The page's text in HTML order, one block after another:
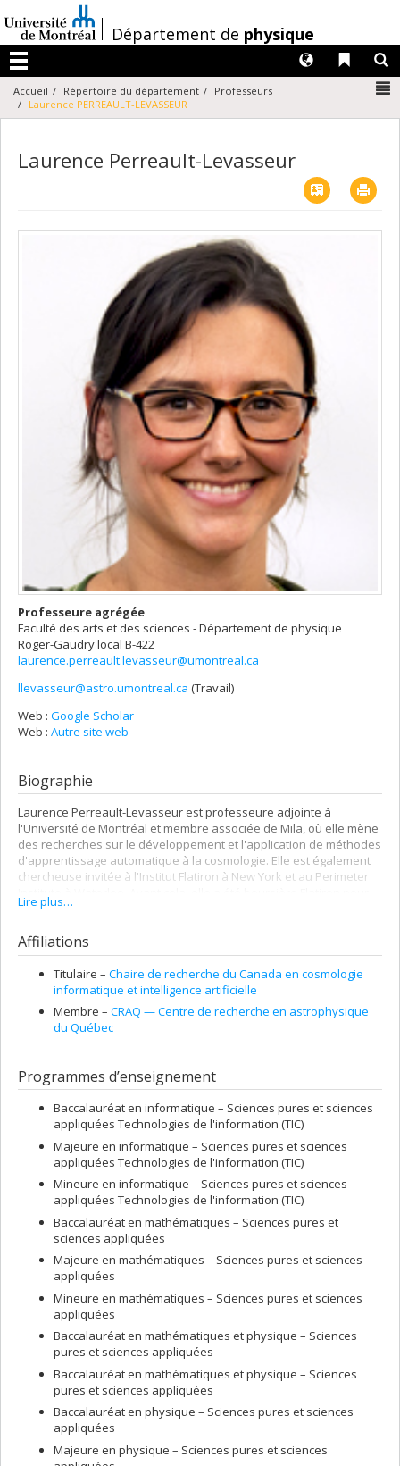
au
contenu
/Département de physique
Menu
Liens
Langues
Accueil Répertoire du département
Professeurs
Laurence PERREAULT-LEVASSEUR
Laurence Perreault-Levasseur
Vcard
Professeure agrégée
Faculté des arts et des sciences - Département de physique
Roger-Gaudrylocal B-422
laurence.perreault.levasseur@umontreal.ca
llevasseur@astro.umontreal.ca (Travail)
Web : Google Scholar
Web : Autre site web
Biographie
Laurence Perreault-Levasseur est professeure adjointe à
l'Université de Montréal et membre associée de Mila, où elle mène
des recherches sur le développement et l'application de méthodes
d'apprentissage automatique à la cosmologie. Elle est également
chercheuse invitée à l'Institut Flatiron à New York et au Perimeter
ses études postdoctorales au Center for Computational
à l'Université Stanford. Laurence a obtenu son doctorat à
l'Université de Cambridge en 2015, où elle a mené des travaux
portant sur des applications de la théorie effective des champs
ouverte au formalisme de l'inflation. Elle a obtenu son
baccalauréat et sa maîtrise à l'Université McGill.
Lire plus…
Affiliations
Titulaire – Chaire de recherche du Canada en cosmologie
informatique et intelligence artificielle
Membre – CRAQ — Centre de recherche en astrophysique
du Québec
Programmes d’enseignement
Baccalauréat en informatique – Sciences pures et sciences
appliquées Technologies de l'information (TIC)
Majeure en informatique – Sciences pures et sciences
appliquées Technologies de l'information (TIC)
Mineure en informatique – Sciences pures et sciences
appliquées Technologies de l'information (TIC)
Baccalauréat en mathématiques – Sciences pures et
sciences appliquées
Majeure en mathématiques – Sciences pures et sciences
appliquées
Mineure en mathématiques – Sciences pures et sciences
appliquées
Baccalauréat en mathématiques et physique – Sciences
pures et sciences appliquées
Baccalauréat en mathématiques et physique – Sciences
pures et sciences appliquées
Baccalauréat en physique – Sciences pures et sciences
appliquées
Majeure en physique – Sciences pures et sciences